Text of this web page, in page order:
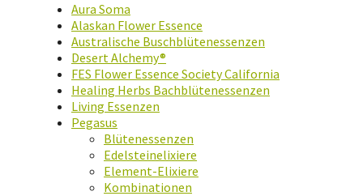
Aura Soma
Alaskan Flower Essence
Australische Buschblütenessenzen
Desert Alchemy®
FES Flower Essence Society California
Healing Herbs Bachblütenessenzen
Living Essenzen
Pegasus
Blütenessenzen
Edelsteinelixiere
Element-Elixiere
Kombinationen